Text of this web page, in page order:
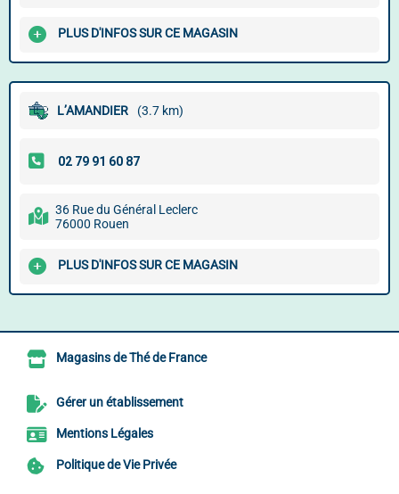
PLUS D'INFOS SUR CE MAGASIN
L’AMANDIER (3.7 km)
36 Rue du Général Leclerc
76000 Rouen
PLUS D'INFOS SUR CE MAGASIN
Magasins de Thé de France
Gérer un établissement
Mentions Légales
Politique de Vie Privée